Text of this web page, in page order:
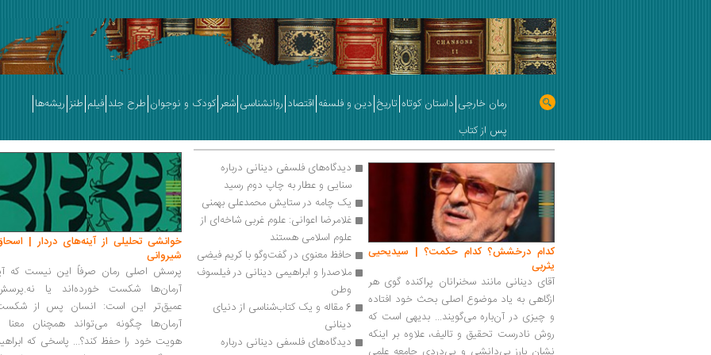
رمان خارجی داستان کوتاه تاریخ دین و فلسفه اقتصاد روانشناسی شعر کودک و نوجوان طرح جلد فیلم طنز ریشه‌ها
پس از کتاب
کدام درخشش؟ کدام حکمت؟ | سیدیحیی
یثربی
آقای دینانی مانند سخنرانان پراکنده گوی هر
ازگاهی به یاد ‏موضوع اصلی بحث خود افتاده
‏و چیزی در آن‌باره می‌گویند... بدیهی است که
روش ‏نادرست تحقیق و تالیف، علاوه بر اینکه
سنایی و عطار به چاپ دوم رسید
یک چامه در ستایش محمدعلی بهمنی
علوم اسلامی هستند
حافظ معنوی در گفت‌وگو با کریم فیضی
وطن
دینانی‌
خوانشی تحلیلی از آینه‌های دردار |
شیروانی
پرسش اصلی رمان صرفاً این نیست که
آرمان‌ها شکست خورده‌اند یا
عمیق‌تر این است: انسان پس از
آرمان‌ها چگونه می‌تواند همچنان معنا
هویت خود را حفظ کند؟... پاسخی که